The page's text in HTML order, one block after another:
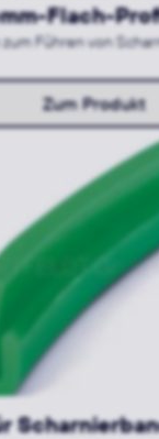
Flach-
Führen von
Zum Produkt